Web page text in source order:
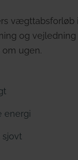
vægttabsforløb
og vejledning
om ugen.
energi
sjovt